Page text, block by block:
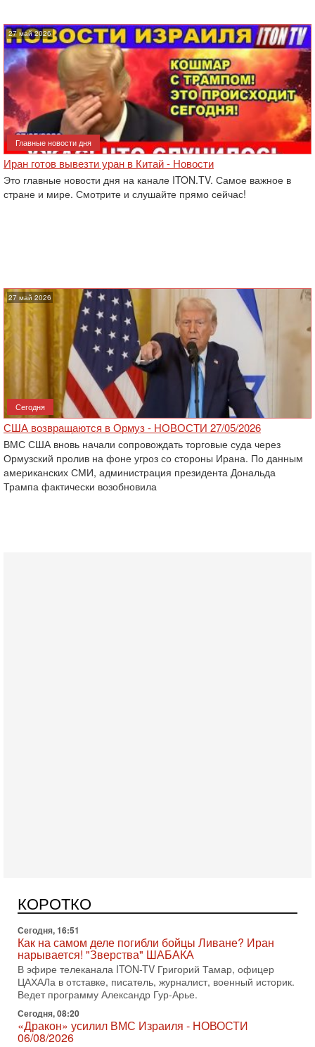
27 май 2026
Главные новости дня
Иран готов вывезти уран в Китай - Новости
Это главные новости дня на канале ITON.TV. Самое важное в
стране и мире. Смотрите и слушайте прямо сейчас!
27 май 2026
Сегодня
США возвращаются в Ормуз - НОВОСТИ 27/05/2026
ВМС США вновь начали сопровождать торговые суда через
Ормузский пролив на фоне угроз со стороны Ирана. По данным
американских СМИ, администрация президента Дональда
Трампа фактически возобновила
КОРОТКО
АХИ «Дракон» (Drakon), которая уже стала самой дорогой
субмариной в истории ЦАХАЛ. Но почему её
Сегодня, 16:51
Как на самом деле погибли бойцы Ливане? Иран
нарывается! "Зверства" ШАБАКА
В эфире телеканала ITON-TV Григорий Тамар, офицер
ЦАХАЛа в отставке, писатель, журналист, военный историк.
Ведет программу Александр Гур-Арье.
Сегодня, 08:20
«Дракон» усилил ВМС Израиля - НОВОСТИ
06/08/2026